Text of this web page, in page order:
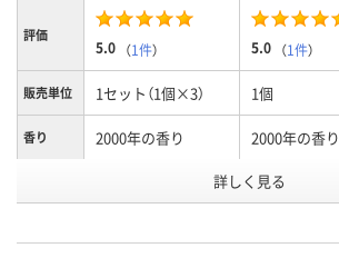
評価
5.0 （1件） 5.0 （1件）
販売単位 1セット（1個×3） 1個
香り 2000年の香り 2000年の香り
AWK2563
詳しく見る